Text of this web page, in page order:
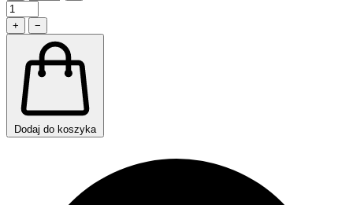
+ −
Dodaj do koszyka